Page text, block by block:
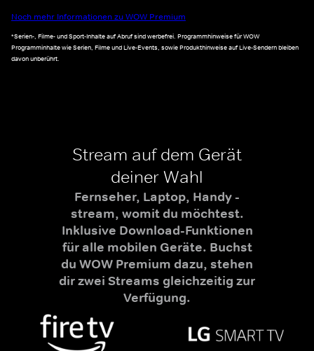
Noch mehr Informationen zu WOW Premium
*Serien-, Filme- und Sport-Inhalte auf Abruf sind werbefrei. Programmhinweise für WOW
Programminhalte wie Serien, Filme und Live-Events, sowie Produkthinweise auf Live-Sendern bleiben
davon unberührt.
Stream auf dem Gerät
deiner Wahl
Fernseher, Laptop, Handy -
stream, womit du möchtest.
Inklusive Download-Funktionen
für alle mobilen Geräte. Buchst
du WOW Premium dazu, stehen
dir zwei Streams gleichzeitig zur
Verfügung.